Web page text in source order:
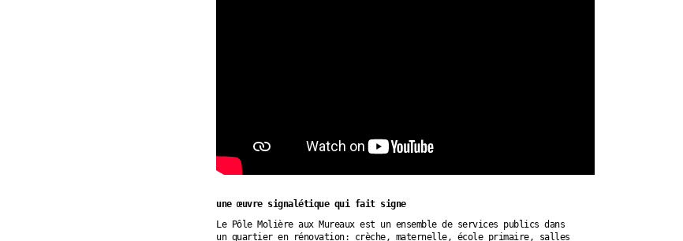
une œuvre signalétique qui fait signe
Le Pôle Molière aux Mureaux est un ensemble de services publics dans
un quartier en rénovation: crèche, maternelle, école primaire, salles